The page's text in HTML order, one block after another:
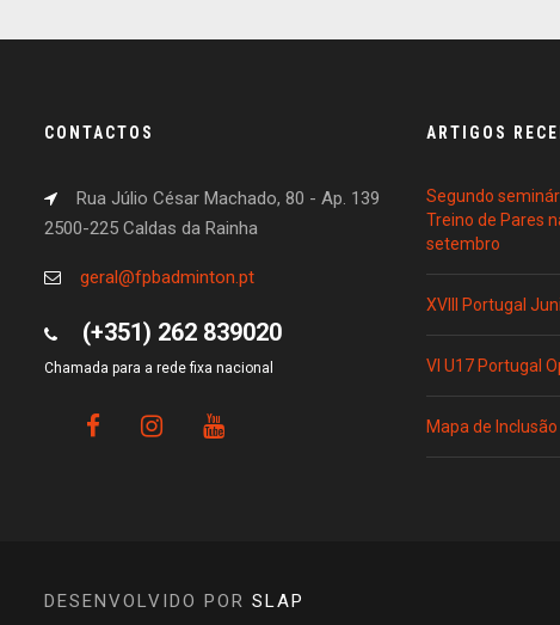
CONTACTOS
Rua Júlio César Machado, 80 - Ap. 139
2500-225 Caldas da Rainha
geral@fpbadminton.pt
(+351) 262 839020
Chamada para a rede fixa nacional
ARTIGOS
Segundo
Treino de Pares
setembro
XVIII Portugal
VI U17 Portugal
Mapa de
DESENVOLVIDO POR SLAP